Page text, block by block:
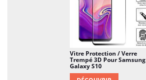
Vitre Protection / Verre
Trempé 3D Pour Samsung
Galaxy S10